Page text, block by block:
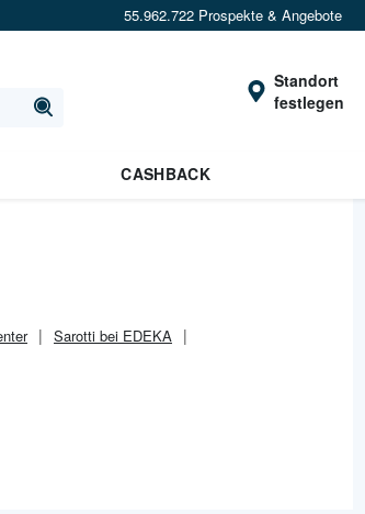
55.962.722 Prospekte & Angebote
Standort
festlegen
CASHBACK
Sarotti bei EDEKA